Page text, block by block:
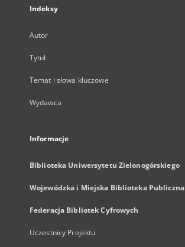
Indeksy
Autor
Tytuł
Temat i słowa kluczowe
Wydawca
Informacje
Biblioteka Uniwersytetu Zielonogórskiego
Wojewódzka i Miejska Biblioteka Publiczna
Federacja Bibliotek Cyfrowych
Uczestnicy Projektu